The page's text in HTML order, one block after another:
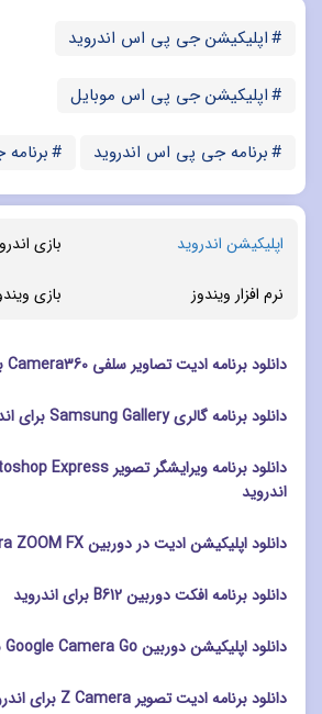
اپلیکیشن جی پی اس اندروید
اپلیکیشن جی پی اس موبایل
برنامه جی پی اس اندروید
اپلیکیشن اندروید بازی
نرم افزار ویندوز بازی
دانلود برنامه ادیت تصاویر سلفی Camera360 برای اندروید
دانلود برنامه گالری Samsung Gallery برای اندروید
اندروید
دانلود اپلیکیشن ادیت در دوربین Camera ZOOM FX برای اندروید
دانلود برنامه افکت دوربین B612 برای اندروید
دانلود اپلیکیشن دوربین Google Camera Go برای اندروید
دانلود برنامه ادیت تصویر Z Camera برای اندروید